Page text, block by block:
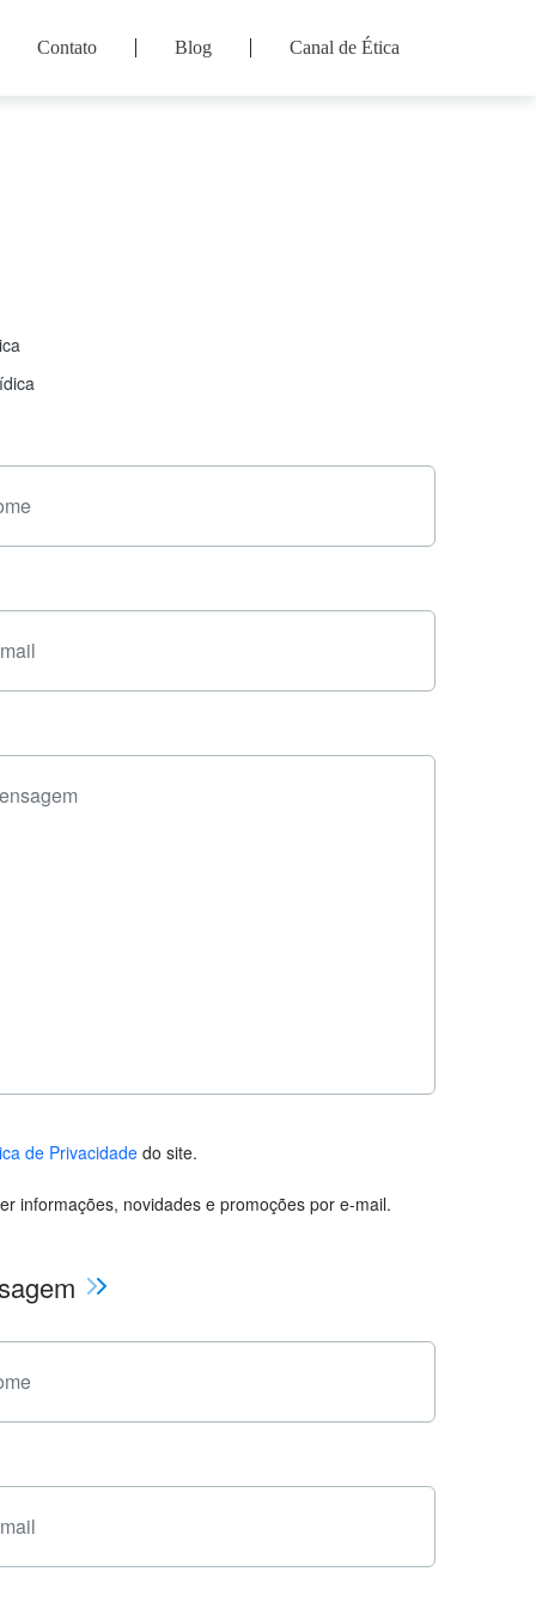
Contato Blog Canal de Ética
de Privacidade do site.
informações, novidades e promoções por e-mail.